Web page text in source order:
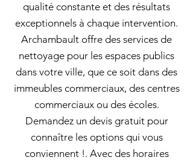
qualité constante et des résultats
exceptionnels à chaque intervention.
Archambault offre des services de
nettoyage pour les espaces publics
dans votre ville, que ce soit dans des
immeubles commerciaux, des centres
commerciaux ou des écoles.
Demandez un devis gratuit pour
connaître les options qui vous
conviennent !. Avec des horaires